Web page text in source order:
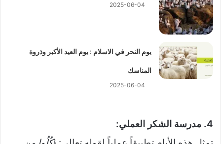
2025-06-04
يوم النحر في الاسلام : يوم العيد الأكبر وذروة
المناسك
2025-06-04
4. مدرسة الشكر العملي: